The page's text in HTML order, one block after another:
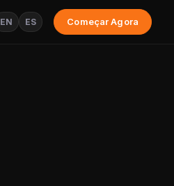
EN ES Começar Agora